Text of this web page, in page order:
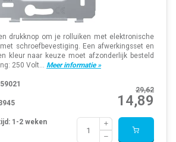
drukknop om je rolluiken met elektronische
schroefbevestiging. Een afwerkingsset en
kleur naar keuze moet afzonderlijk besteld
250 Volt... Meer informatie »
29,62
14,89
1-2 weken